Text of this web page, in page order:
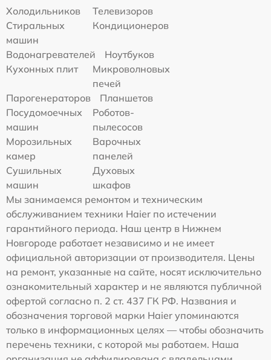
Холодильников
Телевизоров
Стиральных
машин
Кондиционеров
Водонагревателей
Ноутбуков
Кухонных плит
Микроволновых
печей
Парогенераторов
Планшетов
Посудомоечных
машин
Роботов-
пылесосов
Морозильных
камер
Варочных
панелей
Сушильных
машин
Духовых
шкафов
Мы занимаемся ремонтом и техническим
обслуживанием техники Haier по истечении
гарантийного периода. Наш центр в Нижнем
Новгороде работает независимо и не имеет
официальной авторизации от производителя. Цены
на ремонт, указанные на сайте, носят исключительно
ознакомительный характер и не являются публичной
офертой согласно п. 2 ст. 437 ГК РФ. Названия и
обозначения торговой марки Haier упоминаются
только в информационных целях — чтобы обозначить
перечень техники, с которой мы работаем. Наша